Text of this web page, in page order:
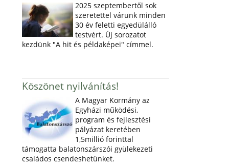
2025 szeptembertől sok
szeretettel várunk minden
30 év feletti egyedülálló
testvért. Új sorozatot
kezdünk "A hit és példaképei" címmel.
Köszönet nyilvánítás!
A Magyar Kormány az
Egyházi működési,
program és fejlesztési
pályázat keretében
1,5millió forinttal
támogatta balatonszárszói gyülekezeti
családos csendeshetünket.